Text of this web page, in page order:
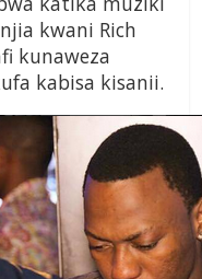
kwani Rich
kunaweza
kabisa kisanii.